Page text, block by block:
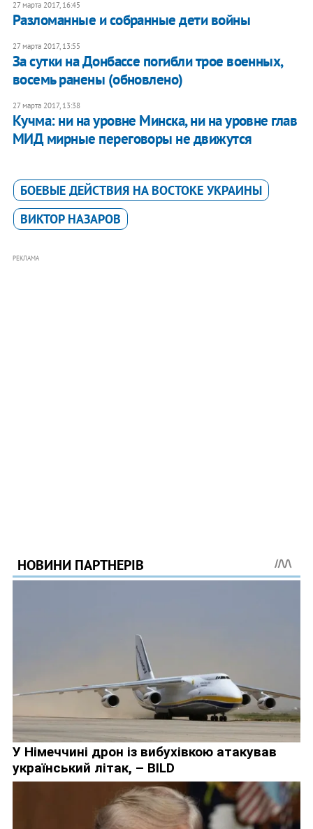
27 марта 2017, 16:45
Разломанные и собранные дети войны
27 марта 2017, 13:55
За сутки на Донбассе погибли трое военных,
восемь ранены (обновлено)
27 марта 2017, 13:38
​Кучма: ни на уровне Минска, ни на уровне глав
МИД мирные переговоры не движутся
БОЕВЫЕ ДЕЙСТВИЯ НА ВОСТОКЕ УКРАИНЫ
ВИКТОР НАЗАРОВ
РЕКЛАМА